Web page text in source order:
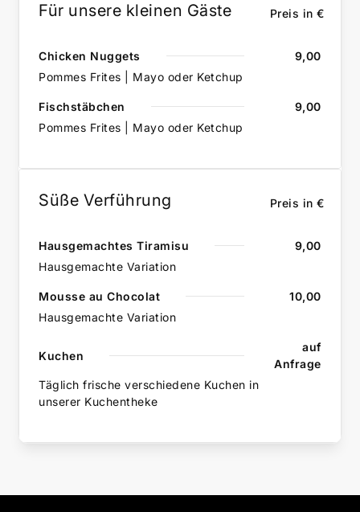
Für unsere kleinen Gäste Preis in €
Chicken Nuggets
9,00
Pommes Frites | Mayo oder Ketchup
Fischstäbchen
9,00
Pommes Frites | Mayo oder Ketchup
Süße Verführung Preis in €
Hausgemachtes Tiramisu
9,00
Hausgemachte Variation
Mousse au Chocolat
10,00
Hausgemachte Variation
Kuchen
auf
Anfrage
Täglich frische verschiedene Kuchen in
unserer Kuchentheke